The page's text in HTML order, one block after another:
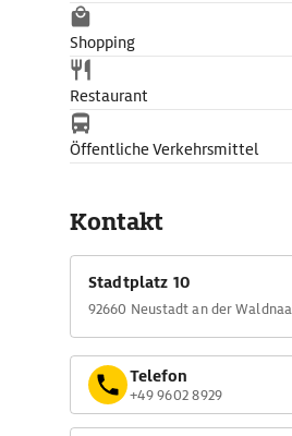
Shopping
Restaurant
Öffentliche Verkehrsmittel
Kontakt
Stadtplatz 10
92660 Neustadt an der
Telefon
+49 9602 8929